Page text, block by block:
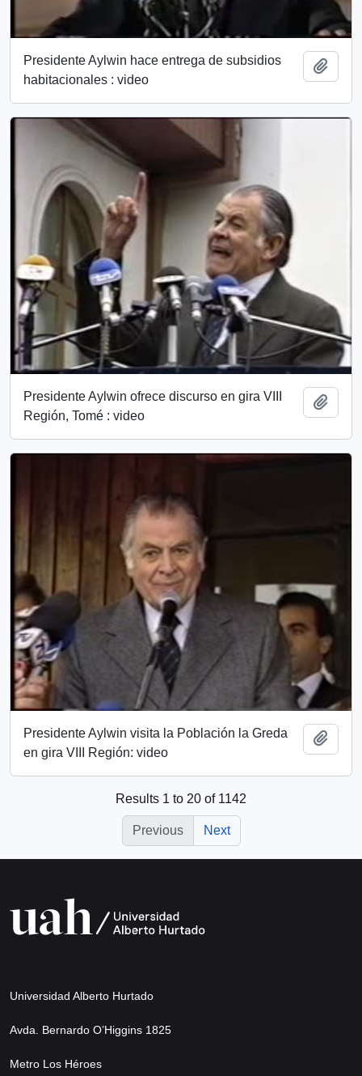
Presidente Aylwin hace entrega de subsidios
habitacionales : video
Presidente Aylwin ofrece discurso en gira VIII
Región, Tomé : video
Presidente Aylwin visita la Población la Greda
en gira VIII Región: video
Results 1 to 20 of 1142
Previous Next
Universidad Alberto Hurtado
Avda. Bernardo O’Higgins 1825
Metro Los Héroes